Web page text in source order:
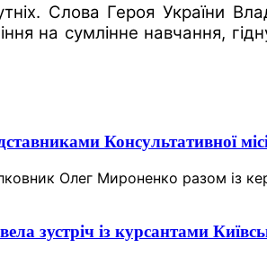
Слова Героя України
на сумлінне навчання,
Консультативної
Олег Мироненко разом із
зустріч із курсантами